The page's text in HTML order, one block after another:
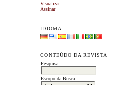
Visualizar
Assinar
IDIOMA
CONTEÚDO DA REVISTA
Pesquisa
Escopo da Busca